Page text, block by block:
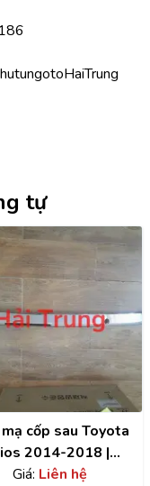
tự
cốp sau Toyota
2014-2018 |
768010D280
Giá: Liên hệ